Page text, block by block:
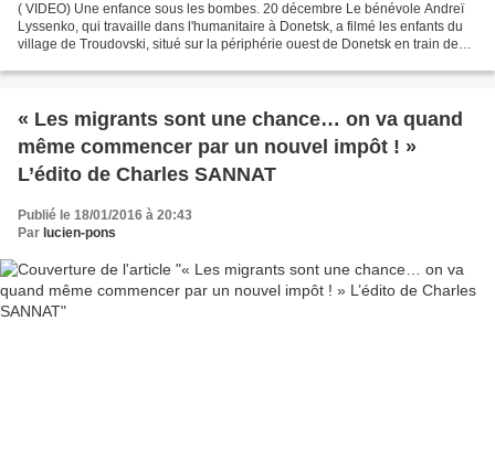
( VIDEO) Une enfance sous les bombes. 20 décembre Le bénévole Andreï
Lyssenko, qui travaille dans l'humanitaire à Donetsk, a filmé les enfants du
village de Troudovski, situé sur la périphérie ouest de Donetsk en train de
« Les migrants sont une chance… on va quand
même commencer par un nouvel impôt ! »
L’édito de Charles SANNAT
Publié le 18/01/2016 à 20:43
Par lucien-pons